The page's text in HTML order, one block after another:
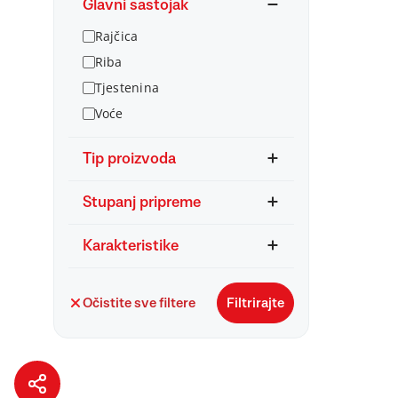
Glavni sastojak
Rajčica
Riba
Tjestenina
Voće
Tip proizvoda
Stupanj pripreme
Karakteristike
Očistite sve filtere Filtrirajte